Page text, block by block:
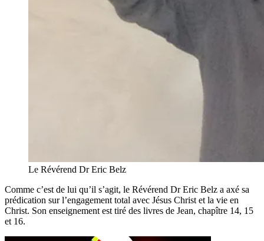
Le Révérend Dr Eric Belz
Comme c’est de lui qu’il s’agit, le Révérend Dr Eric Belz a axé sa
prédication sur l’engagement total avec Jésus Christ et la vie en
Christ. Son enseignement est tiré des livres de Jean, chapître 14, 15
et 16.